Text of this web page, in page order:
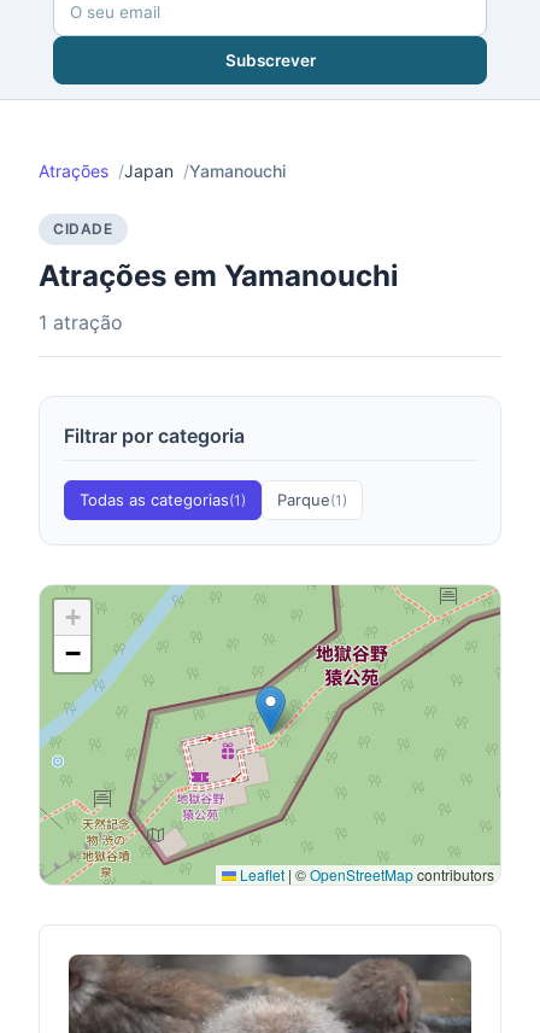
Subscrever
Atrações Japan Yamanouchi
CIDADE
Atrações em Yamanouchi
1 atração
Filtrar por categoria
Todas as categorias(1) Parque(1)
+
−
Leaflet | ©OpenStreetMapcontributors